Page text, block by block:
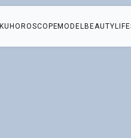
HOROSCOPEMODEL BEAUTY